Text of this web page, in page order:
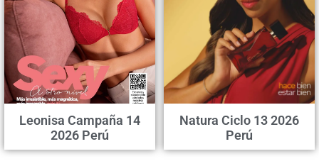
Leonisa Campaña 14
2026 Perú
Natura Ciclo 13 2026
Perú